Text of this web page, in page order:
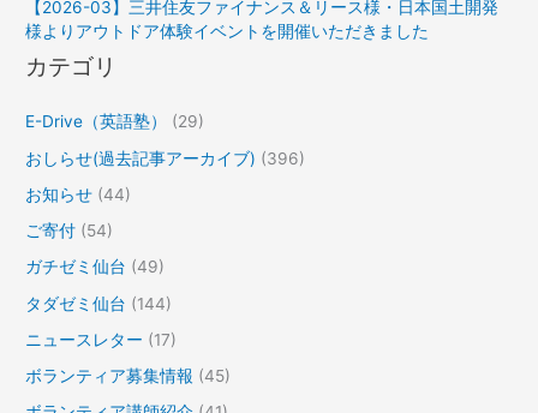
【2026-03】三井住友ファイナンス＆リース様・日本国土開発
様よりアウトドア体験イベントを開催いただきました
カテゴリ
E-Drive（英語塾）
(29)
おしらせ(過去記事アーカイブ) (396)
お知らせ (44)
ご寄付 (54)
ガチゼミ仙台 (49)
タダゼミ仙台 (144)
ニュースレター (17)
ボランティア募集情報 (45)